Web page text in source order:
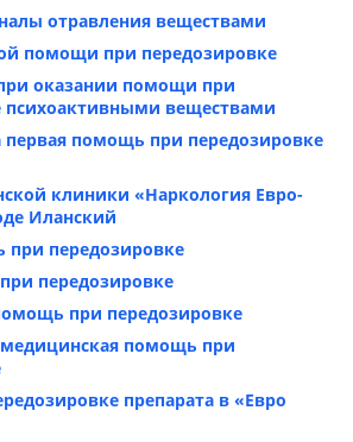
отравления веществами
помощи при передозировке
оказании помощи при
психоактивными веществами
первая помощь при передозировке
клиники «Наркология Евро-
Иланский
передозировке
передозировке
при передозировке
помощь при
препарата в «Евро